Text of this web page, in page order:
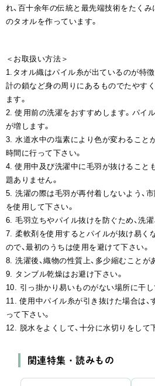
れ、百十余年の伝統と最先端技術をたく
のタオルを作っています。
＜お取扱い方法＞
1.タオル織はパイル糸が出ているのが特徴
計の鎖など身の周りにあるものでたやす
ます。
2. 使用前の洗濯をおすすめします。パイ
が増します。
3. 水道水中の塩素により色が変わること
時間に行って下さい。
4. 使用中及び洗濯中に毛羽が抜けること
題ありません。
5. 洗濯の際は毛羽が再付着しないよう、
を使用して下さい。
6. 毛羽立ちやパイル抜けを防ぐため、洗
7. 柔軟剤を使用するとパイルが抜け易く
ので、最初のうちは使用を避けて下さい。
8. 洗濯後、織物の性質上、多少縮むことが
9. タンブル乾燥はお避け下さい。
10. 引っ掛かり易いものがない場所に干し
11. 使用中パイル糸が引き抜けた場合は、
って下さい。
12. 脱水をよくして、十分に水切りをして
関連特集・読みもの